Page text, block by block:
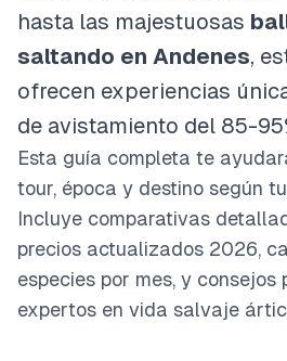
hasta las majestuosas
saltando en Andenes,
ofrecen experiencias
de avistamiento del 85-
Esta guía completa te
tour, época y destino según
Incluye comparativas
precios actualizados 2026,
especies por mes, y consejos
expertos en vida salvaje